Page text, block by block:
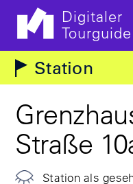
Direkt zum Inhalt
Digitaler
Tourguide
Station
Straße
Station als